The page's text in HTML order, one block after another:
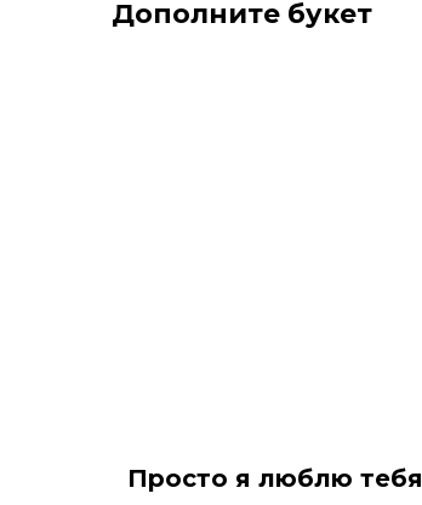
Дополните букет
Просто я люблю тебя